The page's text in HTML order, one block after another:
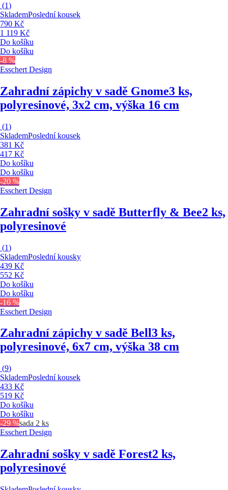
(1)
SklademPoslední kousek
790 Kč
1 119 Kč
Do košíku
Do košíku
-8 %
Esschert Design
Zahradní zápichy v sadě Gnome3 ks,
polyresinové, 3x2 cm, výška 16 cm
(1)
SklademPoslední kousek
381 Kč
417 Kč
Do košíku
Do košíku
-20 %
Esschert Design
Zahradní sošky v sadě Butterfly & Bee2 ks,
polyresinové
(1)
SklademPoslední kousky
439 Kč
552 Kč
Do košíku
Do košíku
-16 %
Esschert Design
Zahradní zápichy v sadě Bell3 ks,
polyresinové, 6x7 cm, výška 38 cm
(9)
SklademPoslední kousek
433 Kč
519 Kč
Do košíku
Do košíku
-29 %sada 2 ks
Esschert Design
Zahradní sošky v sadě Forest2 ks,
polyresinové